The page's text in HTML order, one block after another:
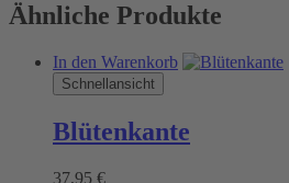
Ähnliche Produkte
In den Warenkorb
Schnellansicht
Blütenkante
37,95 €